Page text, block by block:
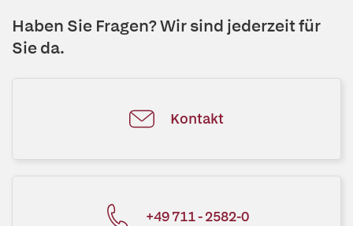
Haben Sie Fragen? Wir sind jederzeit für
Sie da.
Kontakt
+49 711 - 2582-0